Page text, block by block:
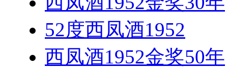
52度西凤酒1952
西凤酒1952金奖50年